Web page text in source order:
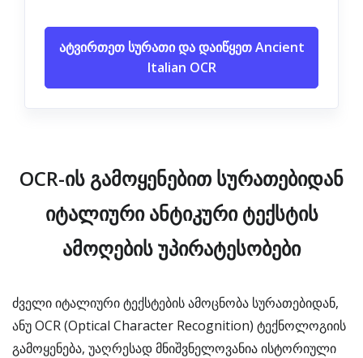
ატვირთეთ სურათი და დაიწყეთ Ancient
Italian OCR
OCR-ის გამოყენებით სურათებიდან
იტალიური ანტიკური ტექსტის
ამოღების უპირატესობები
ძველი იტალიური ტექსტების ამოცნობა სურათებიდან,
ანუ OCR (Optical Character Recognition) ტექნოლოგიის
გამოყენება, უაღრესად მნიშვნელოვანია ისტორიული